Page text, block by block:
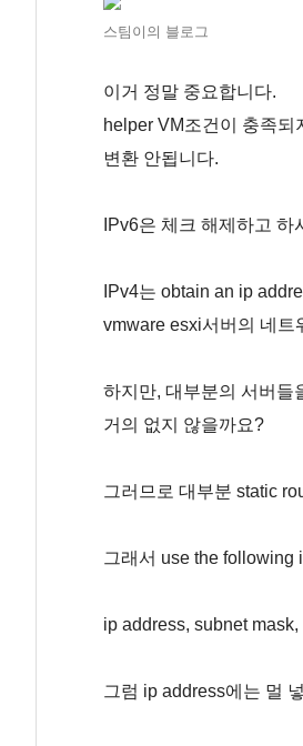
스팀이의 블로그
이거 정말 중요합니다.
helper VM조건이 충족
변환 안됩니다.
IPv6은 체크 해제하고 하
IPv4는 obtain an ip
vmware esxi서버의 네트
하지만, 대부분의 서버들
거의 없지 않을까요?
그러므로 대부분 static
그래서 use the
ip address, subnet
그럼 ip address에는 멀